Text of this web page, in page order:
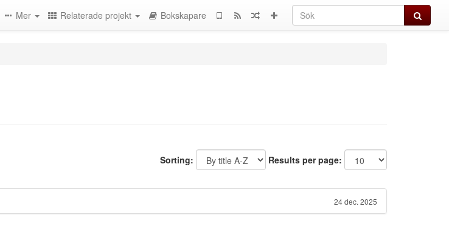
Sök
Mer Relaterade projekt Bokskapare
Sorting: Results per page:
24 dec. 2025